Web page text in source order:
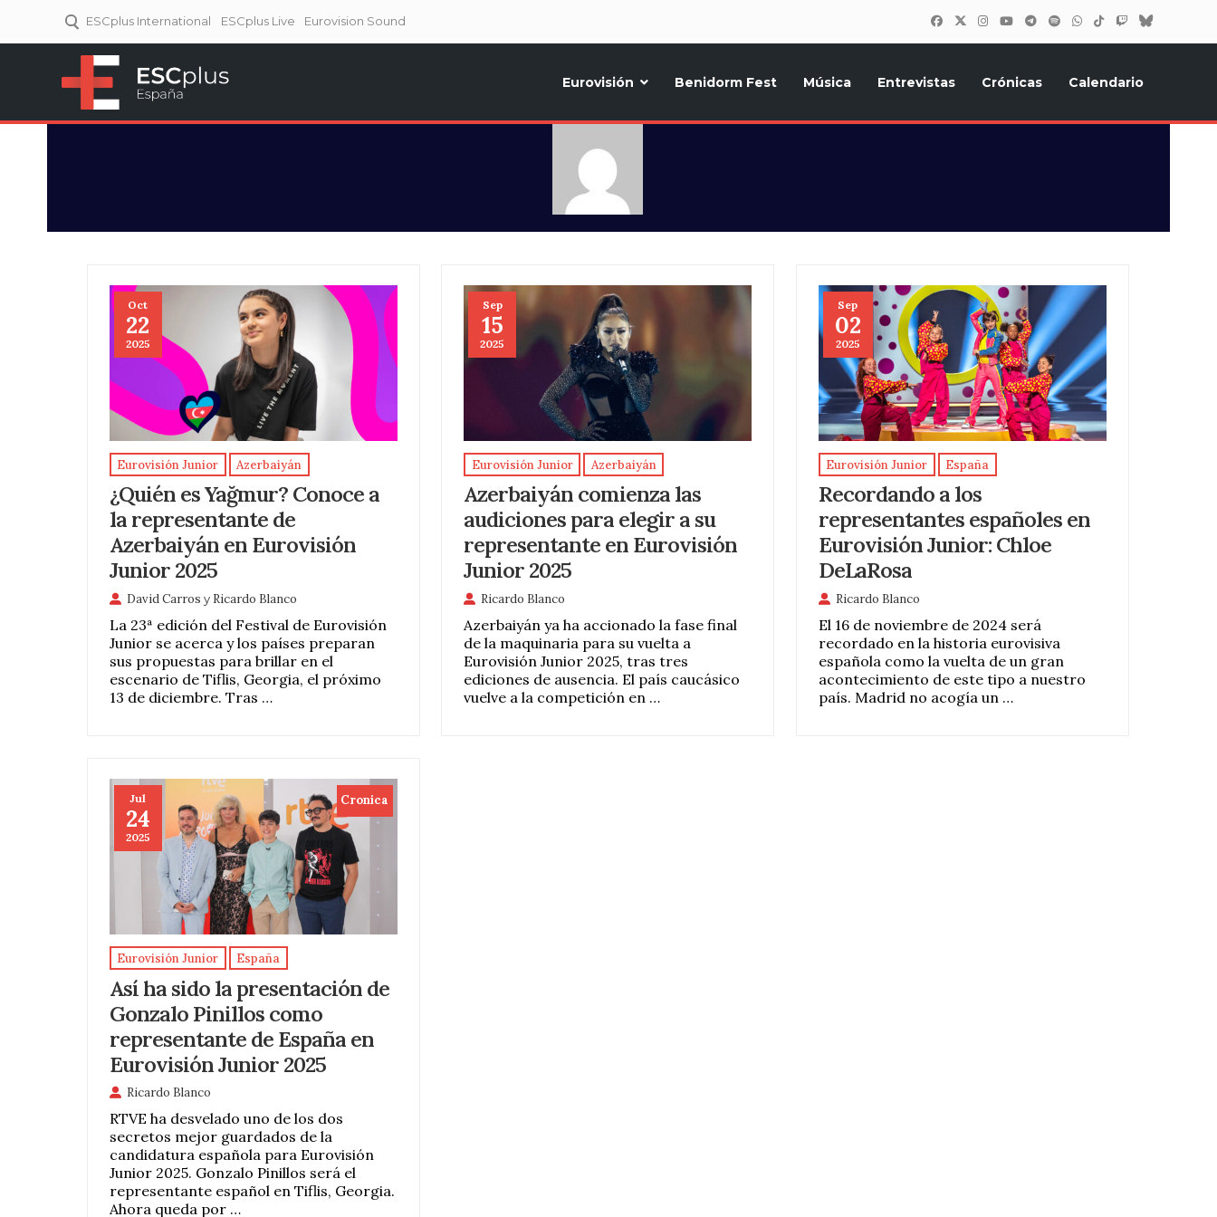
ESCplus International ESCplus Live Eurovision Sound
Eurovisión Benidorm Fest Música Entrevistas Crónicas Calendario
Oct
22
2025
Eurovisión Junior Azerbaiyán
¿Quién es Yağmur? Conoce a
la representante de
Azerbaiyán en Eurovisión
Junior 2025
David Carros y Ricardo Blanco
La 23ª edición del Festival de Eurovisión
Junior se acerca y los países preparan
sus propuestas para brillar en el
escenario de Tiflis, Georgia, el próximo
13 de diciembre. Tras …
Sep
15
2025
Eurovisión Junior Azerbaiyán
Azerbaiyán comienza las
audiciones para elegir a su
representante en Eurovisión
Junior 2025
Ricardo Blanco
Azerbaiyán ya ha accionado la fase final
de la maquinaria para su vuelta a
Eurovisión Junior 2025, tras tres
ediciones de ausencia. El país caucásico
vuelve a la competición en …
Sep
02
2025
Eurovisión Junior España
Recordando a los
representantes españoles en
Eurovisión Junior: Chloe
DeLaRosa
Ricardo Blanco
El 16 de noviembre de 2024 será
recordado en la historia eurovisiva
española como la vuelta de un gran
acontecimiento de este tipo a nuestro
país. Madrid no acogía un …
Jul
24
2025
Cronica
Eurovisión Junior España
Así ha sido la presentación de
Gonzalo Pinillos como
representante de España en
Eurovisión Junior 2025
Ricardo Blanco
RTVE ha desvelado uno de los dos
secretos mejor guardados de la
candidatura española para Eurovisión
Junior 2025. Gonzalo Pinillos será el
representante español en Tiflis, Georgia.
Ahora queda por …